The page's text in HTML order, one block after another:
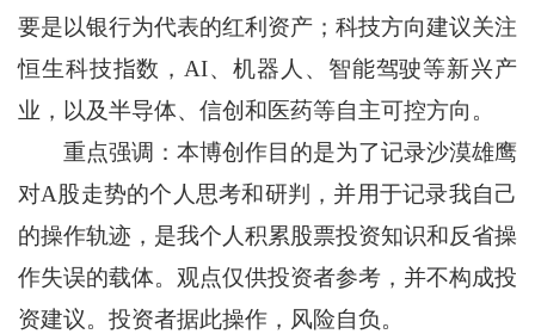
要是以银行为代表的红利资产；科技方向建议关注
恒生科技指数，AI、机器人、智能驾驶等新兴产
业，以及半导体、信创和医药等自主可控方向。
重点强调：本博创作目的是为了记录沙漠雄鹰
对A股走势的个人思考和研判，并用于记录我自己
的操作轨迹，是我个人积累股票投资知识和反省操
作失误的载体。观点仅供投资者参考，并不构成投
资建议。投资者据此操作，风险自负。